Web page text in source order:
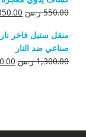
680.00
550.00 ر.س السعر
هو:
550.00 ر.س.
منقل ستيل فاخر
صناعي ضد النار
1,300.00 ر.س